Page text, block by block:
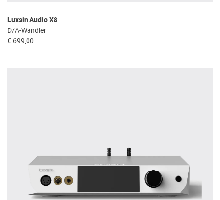
Luxsin Audio X8
D/A-Wandler
€ 699,00